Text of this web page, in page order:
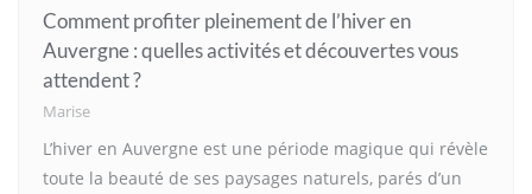
Comment profiter pleinement de l’hiver en
Auvergne : quelles activités et découvertes vous
attendent ?
Marise
L’hiver en Auvergne est une période magique qui révèle
toute la beauté de ses paysages naturels, parés d’un